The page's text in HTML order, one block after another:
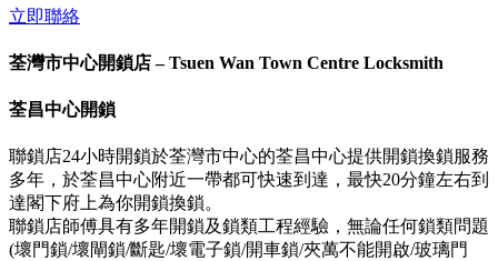
立即聯絡
荃灣市中心開鎖店 – Tsuen Wan Town Centre Locksmith
荃昌中心開鎖
聯鎖店24小時開鎖於荃灣市中心的荃昌中心提供開鎖換鎖服務
多年，於荃昌中心附近一帶都可快速到達，最快20分鐘左右到
達閣下府上為你開鎖換鎖。
聯鎖店師傅具有多年開鎖及鎖類工程經驗，無論任何鎖類問題
(壞門鎖/壞閘鎖/斷匙/壞電子鎖/開車鎖/夾萬不能開啟/玻璃門